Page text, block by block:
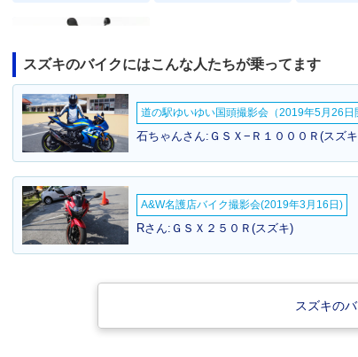
1996年 Let's・新登場
スズキのバイクにはこんな人たちが乗ってます
道の駅ゆいゆい国頭撮影会（2019年5月26日
石ちゃんさん:ＧＳＸ−Ｒ１０００Ｒ(スズ
A&W名護店バイク撮影会(2019年3月16日)
Rさん:ＧＳＸ２５０Ｒ(スズキ)
スズキの